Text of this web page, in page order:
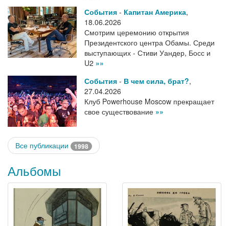
События - Капитан Америка,
18.06.2026
Смотрим церемонию открытия
Президентского центра Обамы. Среди
выступающих - Стиви Уандер, Босс и
U2 »»
События - В чем сила, брат?,
27.04.2026
Клуб Powerhouse Moscow прекращает
свое существование »»
Все публикации 1998
Альбомы